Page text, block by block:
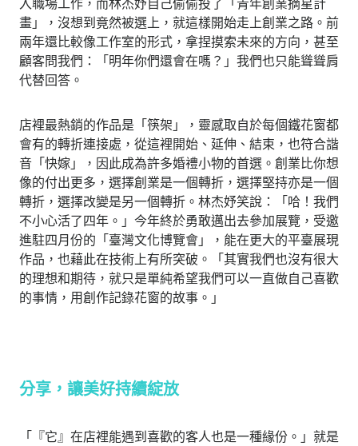
畫」，沒想到竟然被選上，就這樣開始走上創業之路。前
兩年還比較像工作室的形式，拿捏摸索未來的方向，甚至
顧客問我們：「明年你們還會在嗎？」我們也只能聳聳肩
代替回答。
店裡最熱銷的作品是「筷架」，靈感取自於每個鐵花窗都
會有的轉折連接處，從這裡開始、延伸、結束，也符合諧
音「快嫁」，因此成為許多婚禮小物的首選。創業比你想
像的付出更多，選擇創業是一個轉折，選擇堅持亦是一個
轉折，選擇改變是另一個轉折。林杰妤笑說：「哈！我們
不小心活了四年。」今年終於勇敢邁出去參加展覽，受邀
進駐四月份的「臺灣文化博覽會」，能在更大的平臺展現
作品，也藉此在技術上有所突破。「其實我們也沒有很大
的理想和期待，就只是單純希望我們可以一直做自己喜歡
的事情，用創作記錄花窗的故事。」
分享，讓美好持續綻放
「『它』在店裡能遇到喜歡的客人也是一種緣份。」就是